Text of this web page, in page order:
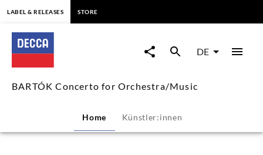
BARTÓK
Concerto
for
Orchestra/Music
|
LABEL & RELEASES STORE
DE
BARTÓK Concerto for Orchestra/Music
Home Künstler:innen